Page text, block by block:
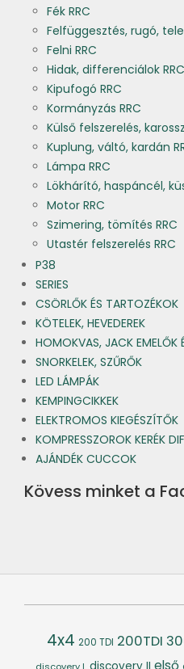
Fék RRC
Felfüggesztés, rugó,
Felni RRC
Hidak, differenciálok RRC
Kipufogó RRC
Kormányzás RRC
Külső felszerelés,
Kuplung, váltó, kardán
Lámpa RRC
Lökhárító, haspáncél,
Motor RRC
Szimering, tömítés RRC
Utastér felszerelés RRC
P38
SERIES
CSÖRLŐK ÉS TARTOZÉKOK
KÖTELEK, HEVEDEREK
HOMOKVAS, JACK EMELŐK
SNORKELEK, SZŰRŐK
LED LÁMPÁK
KEMPINGCIKKEK
ELEKTROMOS KIEGÉSZÍTŐK
KOMPRESSZOROK KERÉK
AJÁNDÉK CUCCOK
Kövess minket a
4x4 200 TDI 200TDI
első